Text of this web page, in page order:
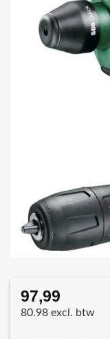
97,99
80.98 excl. btw